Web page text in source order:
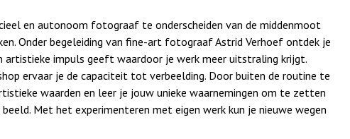
en autonoom fotograaf te onderscheiden van de middenmoot
Onder begeleiding van fine-art fotograaf Astrid Verhoef ontdek je
artistieke impuls geeft waardoor je werk meer uitstraling krijgt.
ervaar je de capaciteit tot verbeelding. Door buiten de routine te
waarden en leer je jouw unieke waarnemingen om te zetten
Met het experimenteren met eigen werk kun je nieuwe wegen